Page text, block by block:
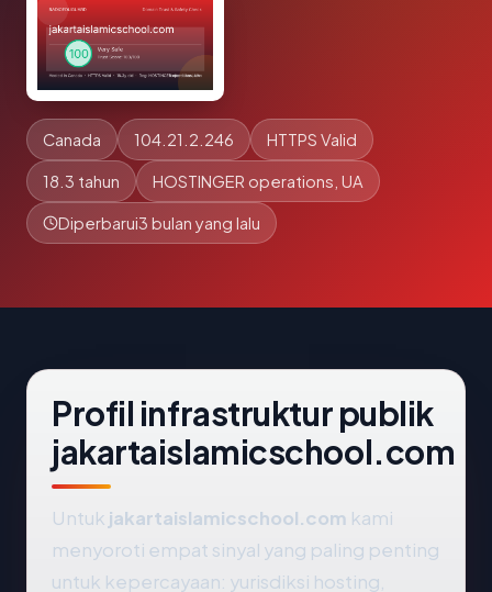
Canada 104.21.2.246 HTTPS Valid
18.3 tahun HOSTINGER operations, UA
Diperbarui3 bulan yang lalu
Profil infrastruktur publik
jakartaislamicschool.com
Untuk jakartaislamicschool.com kami
menyoroti empat sinyal yang paling penting
untuk kepercayaan: yurisdiksi hosting,